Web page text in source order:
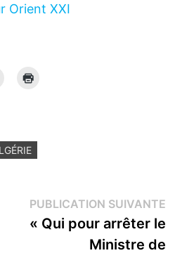
Orient XXI
:
PUBLICATION SUIVANTE
« Qui pour arrêter le
Ministre de